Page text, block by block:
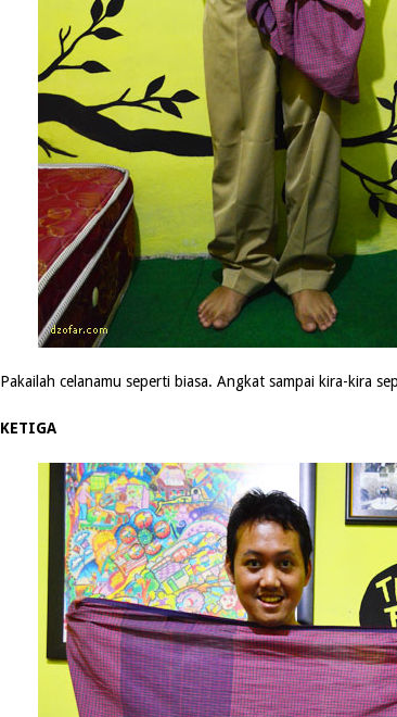
Pakailah celanamu seperti biasa. Angkat sampai kira-kira
KETIGA